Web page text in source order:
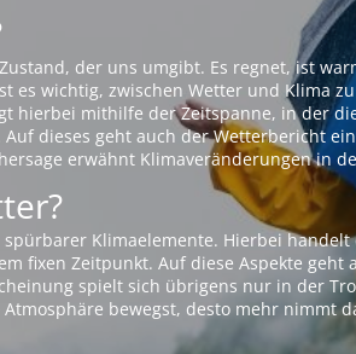
der uns umgibt. Es regnet, ist
es wichtig, zwischen Wetter und Klima
hierbei mithilfe der Zeitspanne, in der
dieses geht auch der Wetterbericht
erwähnt Klimaveränderungen in
Klimaelemente. Hierbei
fixen Zeitpunkt. Auf diese Aspekte
spielt sich übrigens nur in der
bewegst, desto mehr nimmt